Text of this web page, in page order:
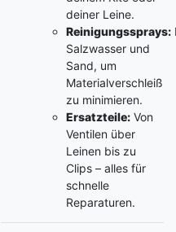
deiner Leine.
Reinigungssprays:
Salzwasser und
Sand, um
Materialverschleiß
zu minimieren.
Ersatzteile:Von
Ventilen über
Leinen bis zu
Clips – alles für
schnelle
Reparaturen.